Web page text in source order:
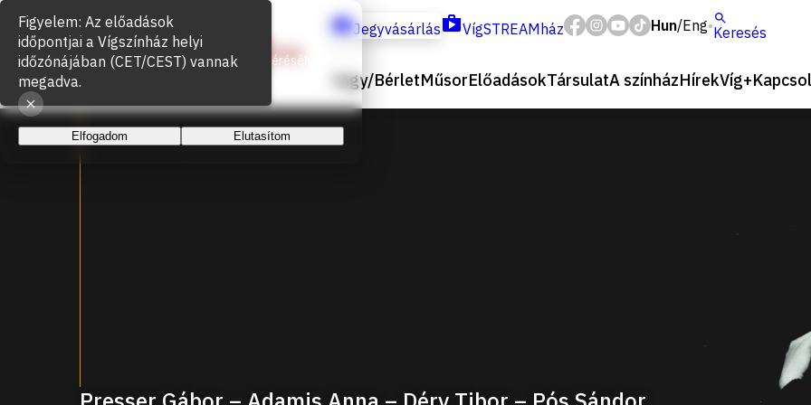
Jegyvásárlás VígSTREAMház Hun/Eng Keresés
Jegy/BérletMűsorElőadásokTársulatA színházHírekVíg+
Sütik használata
Az oldal működéséhez és a látogatottság méréséhez
sütiket használunk. A folytatással elfogadja a sütik
használatát.
Elfogadom Elutasítom